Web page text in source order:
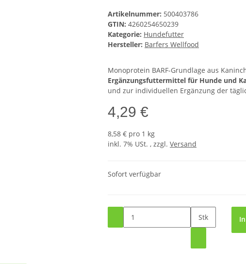
Artikelnummer: 500403786
GTIN: 4260254650239
Kategorie: Hundefutter
Hersteller: Barfers Wellfood
Monoprotein BARF-Grundlage aus
Ergänzungsfuttermittel für Hunde und
und zur individuellen Ergänzung der
4,29 €
8,58 € pro 1 kg
inkl. 7% USt. , zzgl. Versand
Sofort verfügbar
Stk